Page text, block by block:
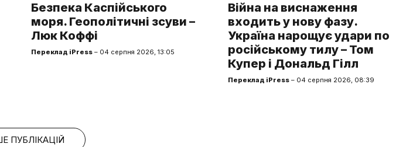
Безпека Каспійського
моря. Геополітичні зсуви –
Люк Коффі
Переклад iPress – 04 серпня 2026, 13:05
Війна на виснаження
входить у нову фазу.
Україна нарощує удари по
російському тилу – Том
Купер і Дональд Гілл
Переклад iPress – 04 серпня 2026, 08:39
ПУБЛІКАЦІЙ